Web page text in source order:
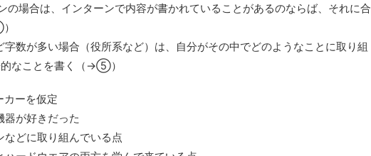
場合は、インターンで内容が書かれていることがあるのならば、それに合
数が多い場合（役所系など）は、自分がその中でどのようなことに取り組
なことを書く（→⑤）
カーを仮定
が好きだった
どに取り組んでいる点